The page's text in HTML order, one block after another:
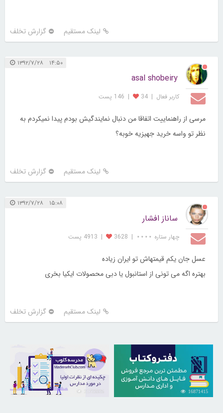
لینک مستقیم گزارش تخلف
۱۴:۵۰ ۱۳۹۲/۷/۲۸
asal shobeiry
کاربر فعال |
34
| 146 پست
مرسی از راهنماییت اتفاقا من دنبال نمایندگیش بودم پیدا نمیکردم به
نظر تو واسه خرید جهیزیه خوبه؟
لینک مستقیم گزارش تخلف
۱۵:۰۸ ۱۳۹۲/۷/۲۸
ساناز افشار
چهار ستاره ⋆⋆⋆⋆ |
3628
| 4913 پست
عسل جان یکم قیمتهاش تو ایران زیاده
بهتره اگه می تونی از استانبول یا دبی محصولات ایکیا بخری
لینک مستقیم گزارش تخلف
16871415